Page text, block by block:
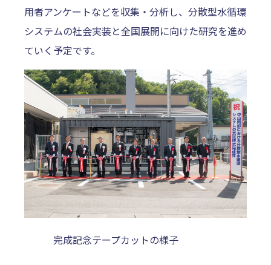
用者アンケートなどを収集・分析し、分散型水循環
システムの社会実装と全国展開に向けた研究を進め
ていく予定です。
完成記念テープカットの様子